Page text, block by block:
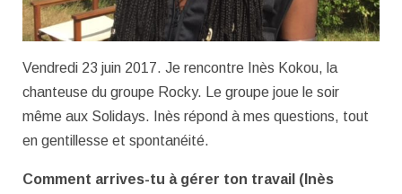
Vendredi 23 juin 2017. Je rencontre Inès Kokou, la
chanteuse du groupe Rocky. Le groupe joue le soir
même aux Solidays. Inès répond à mes questions, tout
en gentillesse et spontanéité.
Comment arrives-tu à gérer ton travail (Inès